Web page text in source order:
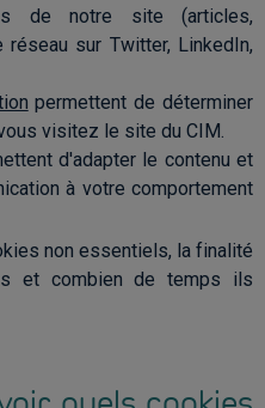
de notre site (articles,
réseau sur Twitter, LinkedIn,
permettent de déterminer
visitez le site du CIM.
d'adapter le contenu et
à votre comportement
non essentiels, la finalité
et combien de temps ils